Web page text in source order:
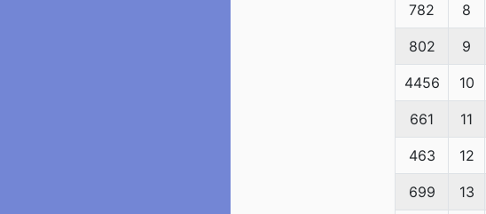
782 8
802 9
4456 10
661 11
463 12
699 13